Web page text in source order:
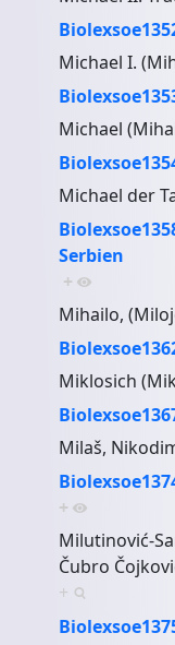
Michael I.
Michael
Michael der
Serbien
+
Mihailo,
Miklosich
Milaš,
+
Milutinović-
Čubro
+